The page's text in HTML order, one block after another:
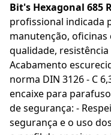
Bit's Hexagonal 685
profissional indicada
manutenção,
qualidade,
Acabamento
norma DIN 3126 - C
encaixe para
de segurança: -
segurança e o uso